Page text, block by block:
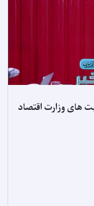
های وزارت اقتصاد